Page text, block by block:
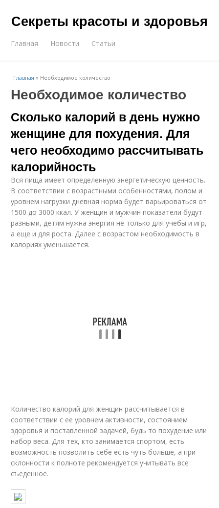
Секреты красоты и здоровья
Главная Новости Статьи
Главная » Необходимое количество
Необходимое количество
Сколько калорий в день нужно
женщине для похудения. Для
чего необходимо рассчитывать
калорийность
Вся пища имеет определенную энергетическую ценность.
В соответствии с возрастными особенностями, полом и
уровнем нагрузки дневная норма будет варьироваться от
1500 до 3000 ккал. У женщин и мужчин показатели будут
разными, детям нужна энергия не только для учебы и игр,
а еще и для роста. Далее с возрастом необходимость в
калориях уменьшается.
Количество калорий для женщин рассчитывается в
соответствии с ее уровнем активности, состоянием
здоровья и поставленной задачей, будь то похудение или
набор веса. Для тех, кто занимается спортом, есть
возможность позволить себе есть чуть больше, а при
склонности к полноте рекомендуется учитывать все
съеденное.